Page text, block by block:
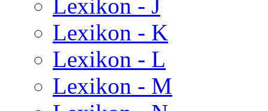
Lexikon - J
Lexikon - K
Lexikon - L
Lexikon - M